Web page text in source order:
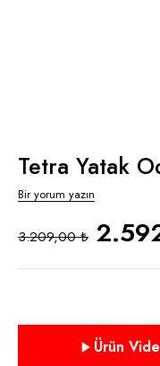
Tetra Yatak
Bir yorum yazın
3.209,00 ₺
Ürün